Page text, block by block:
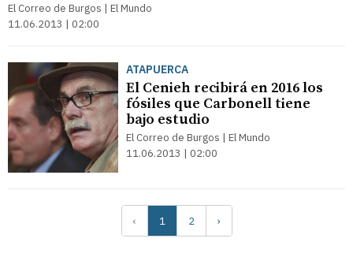
El Correo de Burgos | El Mundo
11.06.2013 | 02:00
ATAPUERCA
El Cenieh recibirá en 2016 los
fósiles que Carbonell tiene
bajo estudio
El Correo de Burgos | El Mundo
11.06.2013 | 02:00
‹ 1 2 ›